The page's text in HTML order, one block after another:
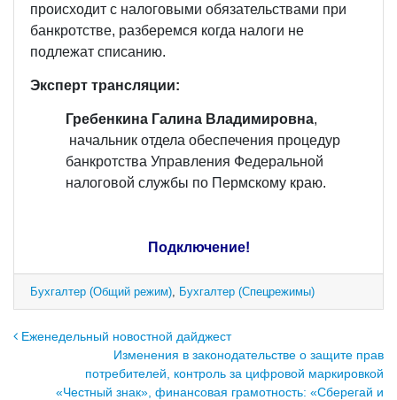
происходит с налоговыми обязательствами при
банкротстве, разберемся когда налоги не
подлежат списанию.
Эксперт трансляции:
Гребенкина Галина Владимировна,
начальник отдела обеспечения процедур
банкротства Управления Федеральной
налоговой службы по Пермскому краю.
Подключение!
Бухгалтер (Общий режим), Бухгалтер (Спецрежимы)
Навигация по записям
Еженедельный новостной дайджест
Изменения в законодательстве о защите прав
потребителей, контроль за цифровой маркировкой
«Честный знак», финансовая грамотность: «Сберегай и